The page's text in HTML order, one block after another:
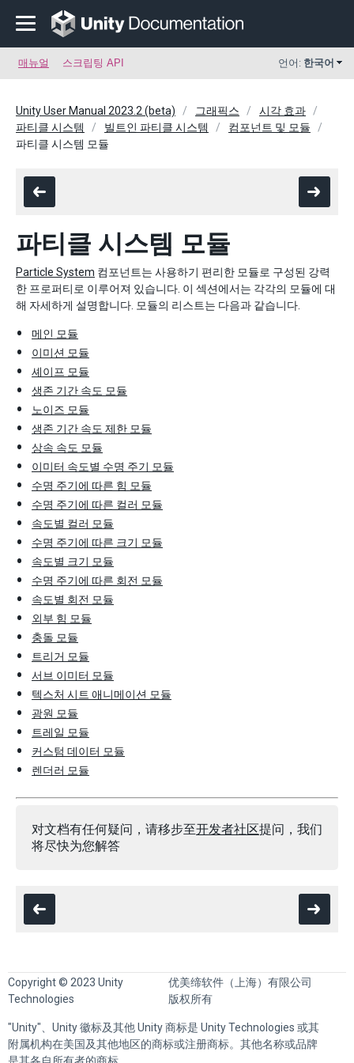
매뉴얼 스크립팅 API 언어: 한국어
Unity User Manual 2023.2 (beta) 그래픽스
시각 효과
파티클 시스템
빌트인 파티클 시스템
컴포넌트 및 모듈
파티클 시스템 모듈
파티클 시스템 모듈
Particle System 컴포넌트는 사용하기 편리한 모듈로 구성된 강력
한 프로퍼티로 이루어져 있습니다. 이 섹션에서는 각각의 모듈에 대
해 자세하게 설명합니다. 모듈의 리스트는 다음과 같습니다.
메인 모듈
이미션 모듈
셰이프 모듈
생존 기간 속도 모듈
노이즈 모듈
생존 기간 속도 제한 모듈
상속 속도 모듈
이미터 속도별 수명 주기 모듈
수명 주기에 따른 힘 모듈
수명 주기에 따른 컬러 모듈
속도별 컬러 모듈
수명 주기에 따른 크기 모듈
속도별 크기 모듈
수명 주기에 따른 회전 모듈
속도별 회전 모듈
외부 힘 모듈
충돌 모듈
트리거 모듈
서브 이미터 모듈
텍스처 시트 애니메이션 모듈
광원 모듈
트레일 모듈
커스텀 데이터 모듈
렌더러 모듈
对文档有任何疑问，请移步至开发者社区提问，我们
将尽快为您解答
Copyright © 2023 Unity
Technologies
优美缔软件（上海）有限公司
版权所有
"Unity"、Unity 徽标及其他 Unity 商标是 Unity Technologies 或其
附属机构在美国及其他地区的商标或注册商标。其他名称或品牌